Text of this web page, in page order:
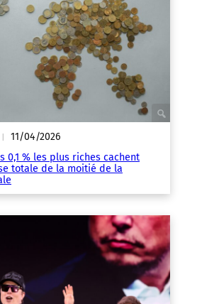
| 11/04/2026
0,1 % les plus riches cachent
totale de la moitié de la